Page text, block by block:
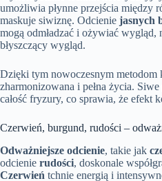
umożliwia płynne przejścia między
maskuje siwiznę. Odcienie jasnych
mogą odmładzać i ożywiać wygląd,
błyszczący wygląd.
Dzięki tym nowoczesnym metodom
zharmonizowana i pełna życia.
całość fryzury, co sprawia, że efekt
Czerwień, burgund, rudości –
Odważniejsze odcienie, takie jak
odcienie rudości, doskonale
Czerwień tchnie energią i